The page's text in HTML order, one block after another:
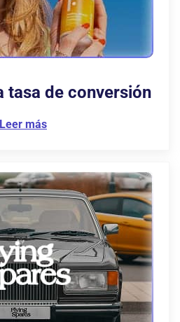
tasa de conversión
Leer más